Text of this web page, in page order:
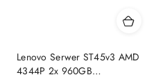
Lenovo Serwer ST45v3 AMD
4344P 2x 960GB